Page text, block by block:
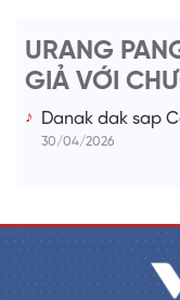
URANG
GIẢ VỚI
Danak dak sap
30/04/2026